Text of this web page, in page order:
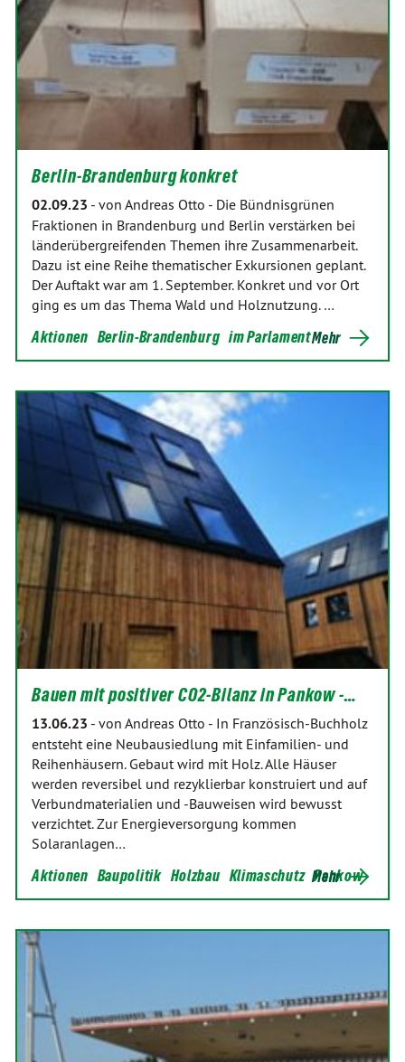
Berlin-Brandenburg konkret
02.09.23 - von Andreas Otto - Die Bündnisgrünen
Fraktionen in Brandenburg und Berlin verstärken bei
länderübergreifenden Themen ihre Zusammenarbeit.
Dazu ist eine Reihe thematischer Exkursionen geplant.
Der Auftakt war am 1. September. Konkret und vor Ort
ging es um das Thema Wald und Holznutzung. …
Aktionen Berlin-Brandenburg im ParlamentMehr
Bauen mit positiver CO2-Bilanz in Pankow -…
13.06.23 - von Andreas Otto - In Französisch-Buchholz
entsteht eine Neubausiedlung mit Einfamilien- und
Reihenhäusern. Gebaut wird mit Holz. Alle Häuser
werden reversibel und rezyklierbar konstruiert und auf
Verbundmaterialien und -Bauweisen wird bewusst
verzichtet. Zur Energieversorgung kommen
Solaranlagen…
Aktionen Baupolitik Holzbau Klimaschutz Pankow
Mehr